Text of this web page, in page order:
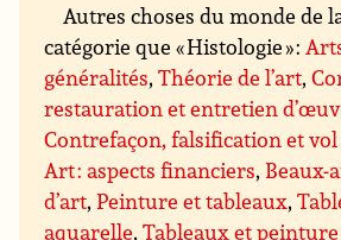
Autres choses du monde de
catégorie que « Histologie » :
généralités,Théorie de l’art,
restauration et entretien
Contrefaçon, falsification et vol
Art : aspects financiers, Beaux-
d’art,Peinture et tableaux,
aquarelle,Tableaux et peinture